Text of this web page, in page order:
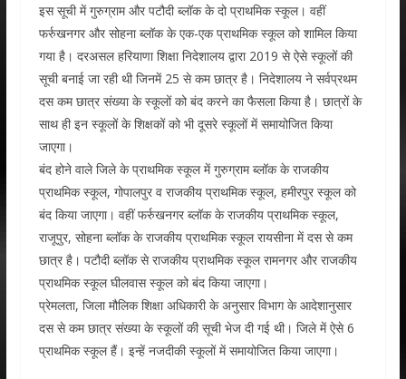
इस सूची में गुरुग्राम और पटौदी ब्लॉक के दो प्राथमिक स्कूल। वहीं
फर्रुखनगर और सोहना ब्लॉक के एक-एक प्राथमिक स्कूल को शामिल किया
गया है। दरअसल हरियाणा शिक्षा निदेशालय द्वारा 2019 से ऐसे स्कूलों की
सूची बनाई जा रही थी जिनमें 25 से कम छात्र है। निदेशालय ने सर्वप्रथम
दस कम छात्र संख्या के स्कूलों को बंद करने का फैसला किया है। छात्रों के
साथ ही इन स्कूलों के शिक्षकों को भी दूसरे स्कूलों में समायोजित किया
जाएगा।
बंद होने वाले जिले के प्राथमिक स्कूल में गुरुग्राम ब्लॉक के राजकीय
प्राथमिक स्कूल, गोपालपुर व राजकीय प्राथमिक स्कूल, हमीरपुर स्कूल को
बंद किया जाएगा। वहीं फर्रुखनगर ब्लॉक के राजकीय प्राथमिक स्कूल,
राजूपुर, सोहना ब्लॉक के राजकीय प्राथमिक स्कूल रायसीना में दस से कम
छात्र है। पटौदी ब्लॉक से राजकीय प्राथमिक स्कूल रामनगर और राजकीय
प्राथमिक स्कूल घीलवास स्कूल को बंद किया जाएगा।
प्रेमलता, जिला मौलिक शिक्षा अधिकारी के अनुसार विभाग के आदेशानुसार
दस से कम छात्र संख्या के स्कूलों की सूची भेज दी गई थी। जिले में ऐसे 6
प्राथमिक स्कूल हैं। इन्हें नजदीकी स्कूलों में समायोजित किया जाएगा।